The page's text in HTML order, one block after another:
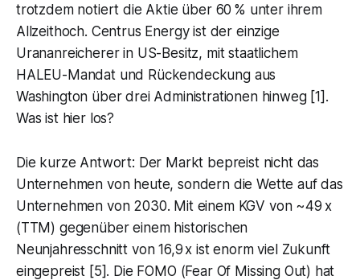
trotzdem notiert die Aktie über 60 % unter ihrem
Allzeithoch. Centrus Energy ist der einzige
Urananreicherer in US-Besitz, mit staatlichem
HALEU-Mandat und Rückendeckung aus
Washington über drei Administrationen hinweg [1].
Was ist hier los?
Die kurze Antwort: Der Markt bepreist nicht das
Unternehmen von heute, sondern die Wette auf das
Unternehmen von 2030. Mit einem KGV von ~49 x
(TTM) gegenüber einem historischen
Neunjahresschnitt von 16,9 x ist enorm viel Zukunft
eingepreist [5]. Die FOMO (Fear Of Missing Out) hat